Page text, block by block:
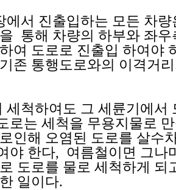
에서 진출입하는 모든 차
통해 차량의 하부와 좌우
여 도로로 진출입 하여야
존 통행도로와의 이격거
세척하여도 그 세륜기에서
로는 세척을 무용지물로
인해 오염된 도로를 살수
야 한다, 여름철이면 그나
도로를 물로 세척하게 되
일이다.